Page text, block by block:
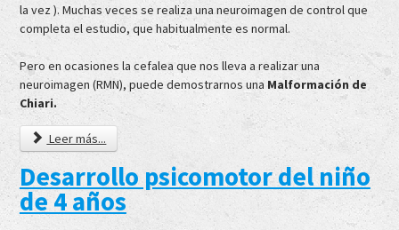
la vez ). Muchas veces se realiza una neuroimagen de control que
completa el estudio, que habitualmente es normal.
Pero en ocasiones la cefalea que nos lleva a realizar una
neuroimagen (RMN), puede demostrarnos una Malformación de
Chiari.
Leer más...
Desarrollo psicomotor del niño
de 4 años